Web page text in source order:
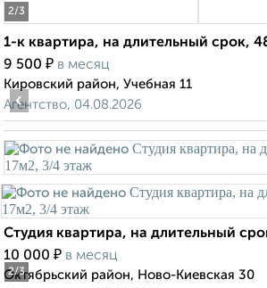
2/3
1-к квартира, на длительный срок,
9 500 ₽ в месяц
Кировский район, Учебная 11
Агентство, 04.08.2026
2/3
‹
Студия квартира, на длительный
10 000 ₽ в месяц
Октябрьский район, Ново-Киевская 30